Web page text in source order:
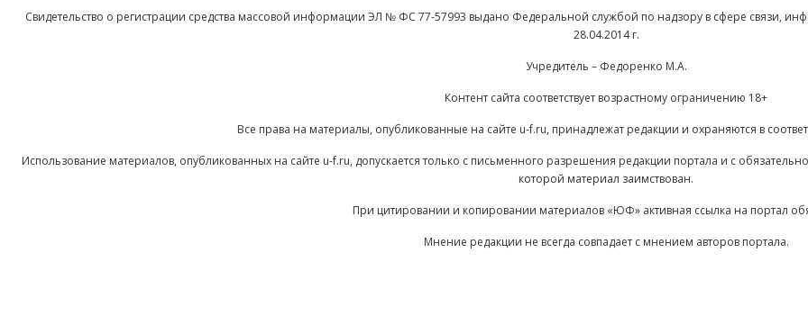
Свидетельство о регистрации средства массовой информации ЭЛ № ФС 77-57993 выдано Федеральной службой по надзору в сфере связи,
28.04.2014 г.
Учредитель – Федоренко М.А.
Контент сайта соответствует возрастному ограничению 18+
Все права на материалы, опубликованные на сайте u-f.ru, принадлежат редакции и охраняются в
Использование материалов, опубликованных на сайте u-f.ru, допускается только с письменного разрешения редакции портала и с
которой материал заимствован.
При цитировании и копировании материалов «ЮФ» активная ссылка на портал
Мнение редакции не всегда совпадает с мнением авторов портала.